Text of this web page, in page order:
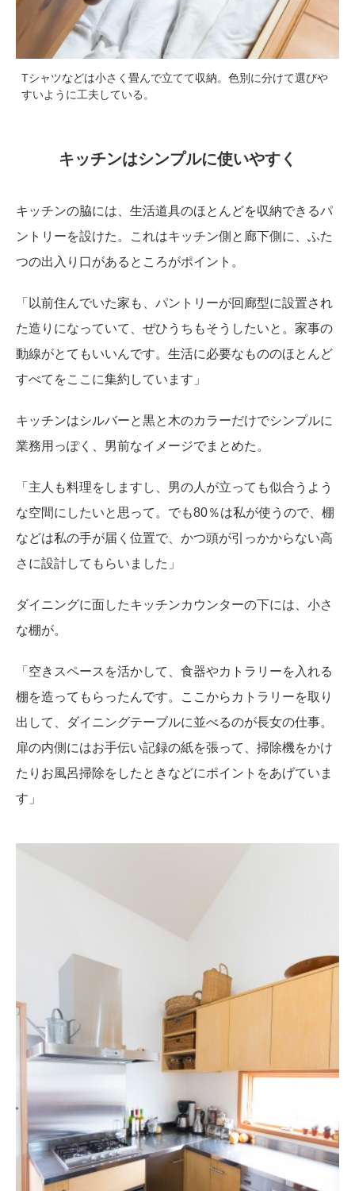
Tシャツなどは小さく畳んで立てて収納。色別に分けて選びや
すいように工夫している。
キッチンはシンプルに使いやすく
キッチンの脇には、生活道具のほとんどを収納できるパ
ントリーを設けた。これはキッチン側と廊下側に、ふた
つの出入り口があるところがポイント。
「以前住んでいた家も、パントリーが回廊型に設置され
た造りになっていて、ぜひうちもそうしたいと。家事の
動線がとてもいいんです。生活に必要なもののほとんど
すべてをここに集約しています」
キッチンはシルバーと黒と木のカラーだけでシンプルに
業務用っぽく、男前なイメージでまとめた。
「主人も料理をしますし、男の人が立っても似合うよう
な空間にしたいと思って。でも80％は私が使うので、棚
などは私の手が届く位置で、かつ頭が引っかからない高
さに設計してもらいました」
ダイニングに面したキッチンカウンターの下には、小さ
な棚が。
「空きスペースを活かして、食器やカトラリーを入れる
棚を造ってもらったんです。ここからカトラリーを取り
出して、ダイニングテーブルに並べるのが長女の仕事。
扉の内側にはお手伝い記録の紙を張って、掃除機をかけ
たりお風呂掃除をしたときなどにポイントをあげていま
す」